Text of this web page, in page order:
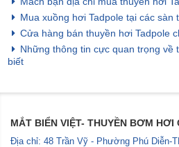
Mua xuồng hơi Tadpole tại các sàn
Cửa hàng bán thuyền hơi Tadpole
Những thông tin cực quan trọng về
biết
MẮT BIỂN VIỆT- THUYỀN BƠM HƠI
Địa chỉ: 48 Trần Vỹ - Phường Phú Diễn-